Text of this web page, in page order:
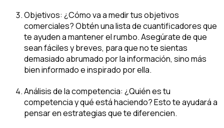
Objetivos: ¿Cómo va a medir tus objetivos
comerciales? Obtén una lista de cuantificadores que
te ayuden a mantener el rumbo. Asegúrate de que
sean fáciles y breves, para que no te sientas
demasiado abrumado por la información, sino más
bien informado e inspirado por ella.
Análisis de la competencia: ¿Quién es tu
competencia y qué está haciendo? Esto te ayudará a
pensar en estrategias que te diferencien.